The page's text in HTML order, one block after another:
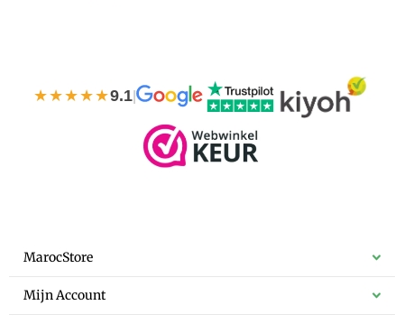
★★★★★9.1 |
MarocStore
Mijn Account